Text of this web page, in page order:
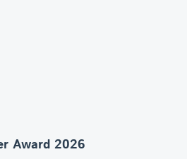
Award 2026